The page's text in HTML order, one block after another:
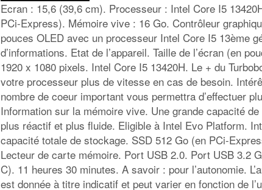
Ecran : 15,6 (39,6 cm). Processeur : Intel Core I5
PCi-Express). Mémoire vive : 16 Go. Contrôleur
pouces OLED avec un processeur Intel Core I5 13ème
d’informations. Etat de l’appareil. Taille de l’écran (en
1920 x 1080 pixels. Intel Core I5 13420H. Le + du
votre processeur plus de vitesse en cas de besoin.
nombre de coeur important vous permettra d’effectuer
Information sur la mémoire vive. Une grande capacité
plus réactif et plus fluide. Eligible à Intel Evo Platform.
capacité totale de stockage. SSD 512 Go (en PCi-
Lecteur de carte mémoire. Port USB 2.0. Port USB 3.2
C). 11 heures 30 minutes. A savoir : pour l’autonomie.
est donnée à titre indicatif et peut varier en fonction de